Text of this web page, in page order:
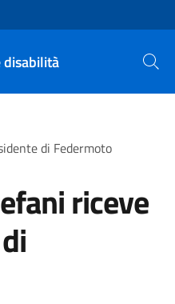
Cerca
di Federmoto
riceve